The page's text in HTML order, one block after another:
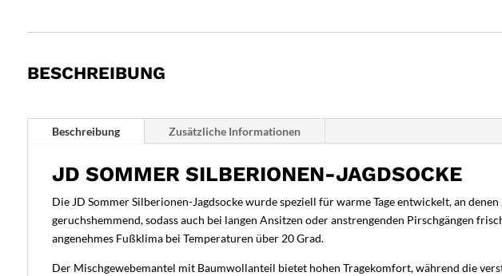
BESCHREIBUNG
Beschreibung Zusätzliche Informationen
JD SOMMER SILBERIONEN-JAGDSOCKE
Die JD Sommer Silberionen-Jagdsocke wurde speziell für warme Tage entwickelt, an
geruchshemmend, sodass auch bei langen Ansitzen oder anstrengenden Pirschgängen
angenehmes Fußklima bei Temperaturen über 20 Grad.
Der Mischgewebemantel mit Baumwollanteil bietet hohen Tragekomfort, während die